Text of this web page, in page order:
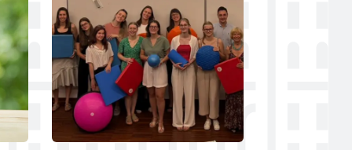
brskalnika,
vašo napravo